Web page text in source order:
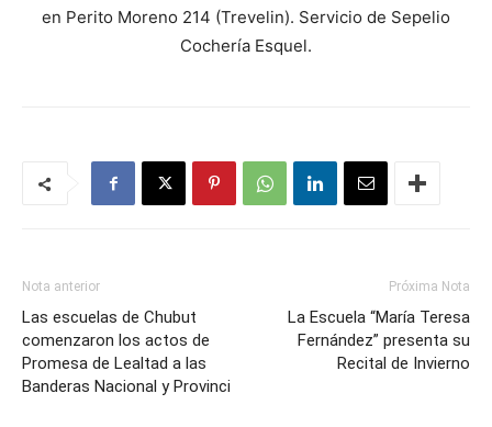
en Perito Moreno 214 (Trevelin). Servicio de Sepelio
Cochería Esquel.
Nota anterior
Las escuelas de Chubut
comenzaron los actos de
Promesa de Lealtad a las
Banderas Nacional y Provinci
Próxima Nota
La Escuela “María Teresa
Fernández” presenta su
Recital de Invierno